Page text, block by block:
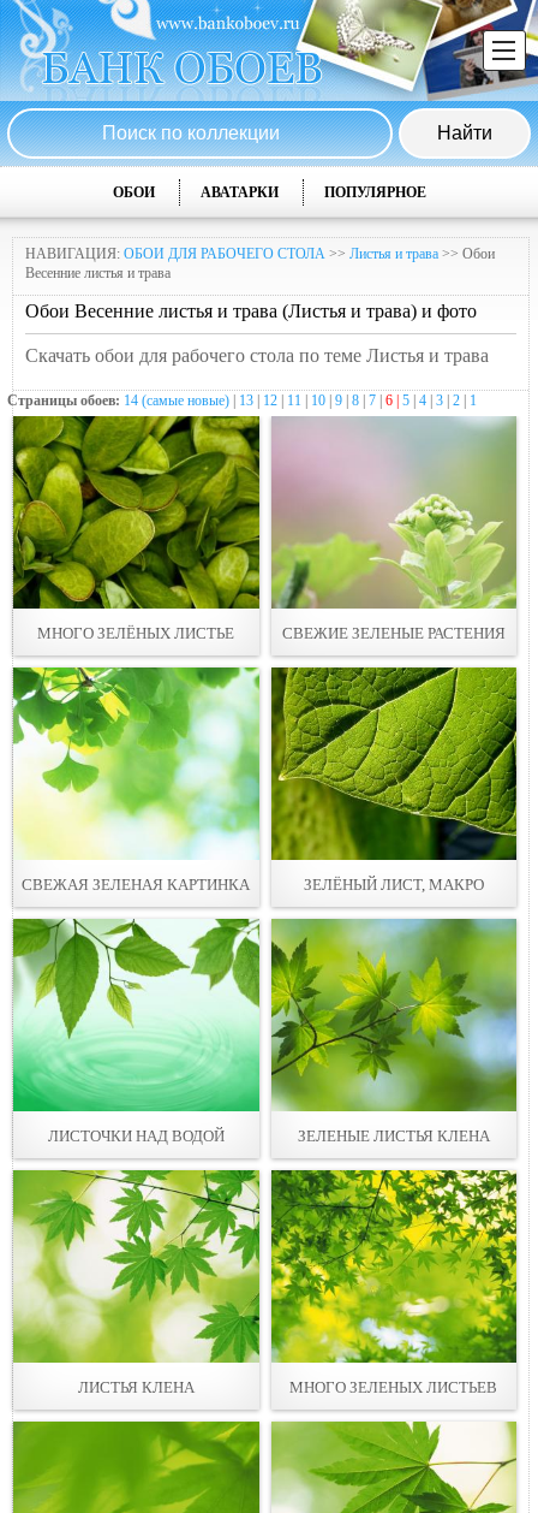
ОБОИ АВАТАРКИ ПОПУЛЯРНОЕ
НАВИГАЦИЯ: ОБОИ ДЛЯ РАБОЧЕГО СТОЛА >> Листья и трава >> Обои
Весенние листья и трава
Обои Весенние листья и трава (Листья и трава) и фото
Скачать обои для рабочего стола по теме Листья и трава
Страницы обоев: 14 (самые новые) 13 12 11 10 9 8 7 6 | 5 4 3 2 1
МНОГО ЗЕЛЁНЫХ ЛИСТЬЕ СВЕЖИЕ ЗЕЛЕНЫЕ РАСТЕНИЯ
СВЕЖАЯ ЗЕЛЕНАЯ КАРТИНКА ЗЕЛЁНЫЙ ЛИСТ, МАКРО
ЛИСТОЧКИ НАД ВОДОЙ ЗЕЛЕНЫЕ ЛИСТЬЯ КЛЕНА
ЛИСТЬЯ КЛЕНА МНОГО ЗЕЛЕНЫХ ЛИСТЬЕВ